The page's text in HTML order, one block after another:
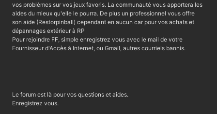
vos problèmes sur vos jeux favoris. La communauté vous apportera les
aides du mieux qu'elle le pourra. De plus un professionnel vous offre
son aide (Restorpinball) cependant en aucun car pour vos achats et
dépannages extérieur à RP
Pour rejoindre FF, simple enregistrez vous avec le mail de votre
Fournisseur d'Accès à Internet, ou Gmail, autres courriels bannis.
Le forum est là pour vos questions et aides.
Enregistrez vous.